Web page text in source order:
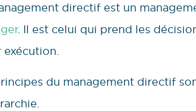
directif est un
. Il est celui qui prend les
exécution.
du management directif